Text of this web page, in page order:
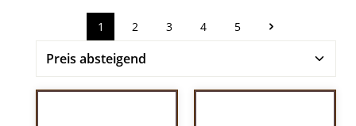
Seite
1 Seite
2 Seite
3 Seite
4 Seite
5